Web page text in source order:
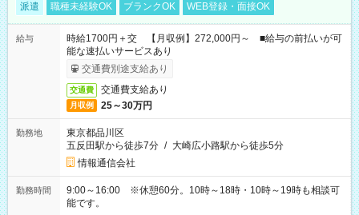
派遣 職種未経験OK ブランクOK WEB登録・面接OK
給与
時給1700円＋交 【月収例】272,000円～ ■給与の前払いが可
能な速払いサービスあり
交通費別途支給あり
交通費 交通費支給あり
月収例 25～30万円
勤務地
東京都品川区
五反田駅から徒歩7分 / 大崎広小路駅から徒歩5分
情報通信会社
勤務時間
9:00～16:00 ※休憩60分。10時～18時・10時～19時も相談可
能です。